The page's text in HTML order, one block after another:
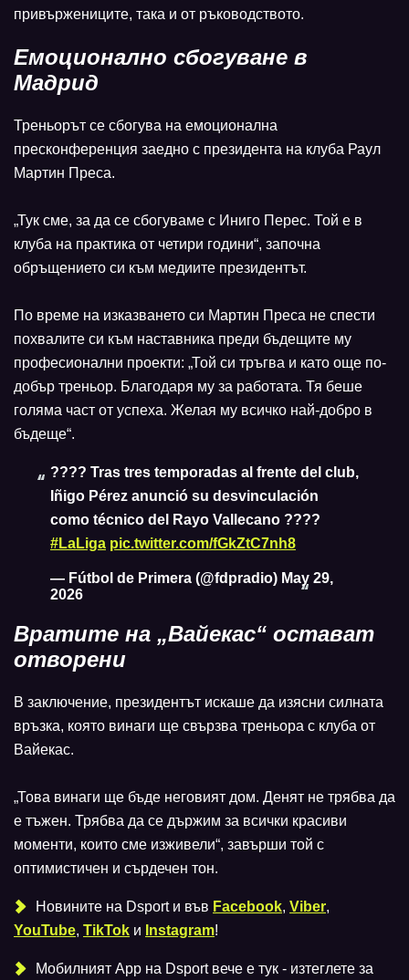
привържениците, така и от ръководството.
Емоционално сбогуване в
Мадрид
Треньорът се сбогува на емоционална
пресконференция заедно с президента на клуба Раул
Мартин Преса.
„Тук сме, за да се сбогуваме с Иниго Перес. Той е в
клуба на практика от четири години“, започна
обръщението си към медиите президентът.
По време на изказването си Мартин Преса не спести
похвалите си към наставника преди бъдещите му
професионални проекти: „Той си тръгва и като още по-
добър треньор. Благодаря му за работата. Тя беше
голяма част от успеха. Желая му всичко най-добро в
бъдеще“.
???? Tras tres temporadas al frente del club,
Iñigo Pérez anunció su desvinculación
como técnico del Rayo Vallecano ????
#LaLiga pic.twitter.com/fGkZtC7nh8
— Fútbol de Primera (@fdpradio) May 29,
2026
Вратите на „Вайекас“ остават
отворени
В заключение, президентът искаше да изясни силната
връзка, която винаги ще свързва треньора с клуба от
Вайекас.
„Това винаги ще бъде неговият дом. Денят не трябва да
е тъжен. Трябва да се държим за всички красиви
моменти, които сме изживели“, завърши той с
оптимистичен и сърдечен тон.
Новините на Dsport и във Facebook, Viber,
YouTube, TikTok и Instagram!
Мобилният Аpp на Dsport вече е тук - изтеглете за